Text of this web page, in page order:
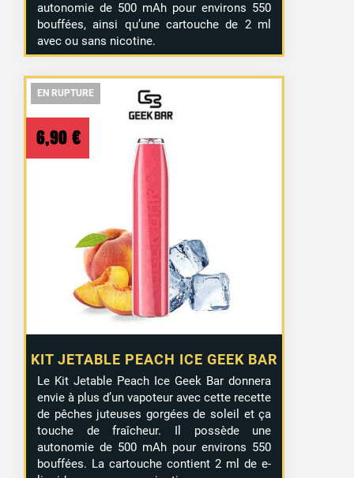
autonomie de 500 mAh pour environs 550
bouffées, ainsi qu’une cartouche de 2 ml
avec ou sans nicotine.
EN RUPTURE
EN RUPTURE
KIT JETABLE PEACH ICE GEEK BAR
6,90 €
Le Kit Jetable Peach Ice Geek Bar donnera
envie à plus d’un vapoteur avec cette recette
de pêches juteuses gorgées de soleil et ça
touche de fraîcheur. Il possède une
autonomie de 500 mAh pour environs 550
bouffées. La cartouche contient 2 ml de e-
EN RUPTURE